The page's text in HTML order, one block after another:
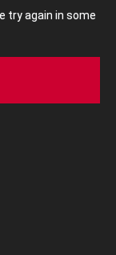
try again in some